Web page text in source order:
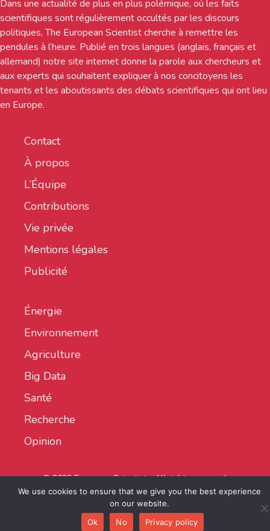
Dans une actualité de plus en plus polémique, où les faits
scientifiques sont régulièrement occultés par les discours
politiques, The European Scientist cherche à remettre les
pendules à l’heure. Publié en trois langues (anglais, français et
allemand) notre site internet donne la parole aux chercheurs et
aux experts qui souhaitent expliquer à nos concitoyens les
tenants et les aboutissants des débats scientifiques qui ont lieu
en Europe.
Contact
À propos
L’Équipe
Contributions
Vie privée
Mentions légales
Publicité
Énergie
Environnement
Agriculture
Big Data
Santé
Recherche
Opinion
© 2022 European Scientist - All rights reserved.
We use cookies to ensure that we give you the best experience
on our website.
Ok
No Privacy policy